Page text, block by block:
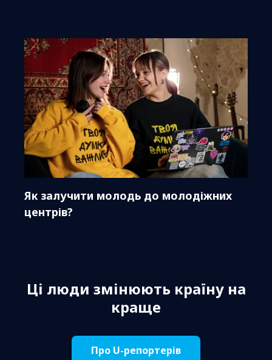
Як залучити молодь до молодіжних
центрів?
Ці люди змінюють країну на
краще
Про U-репортерів